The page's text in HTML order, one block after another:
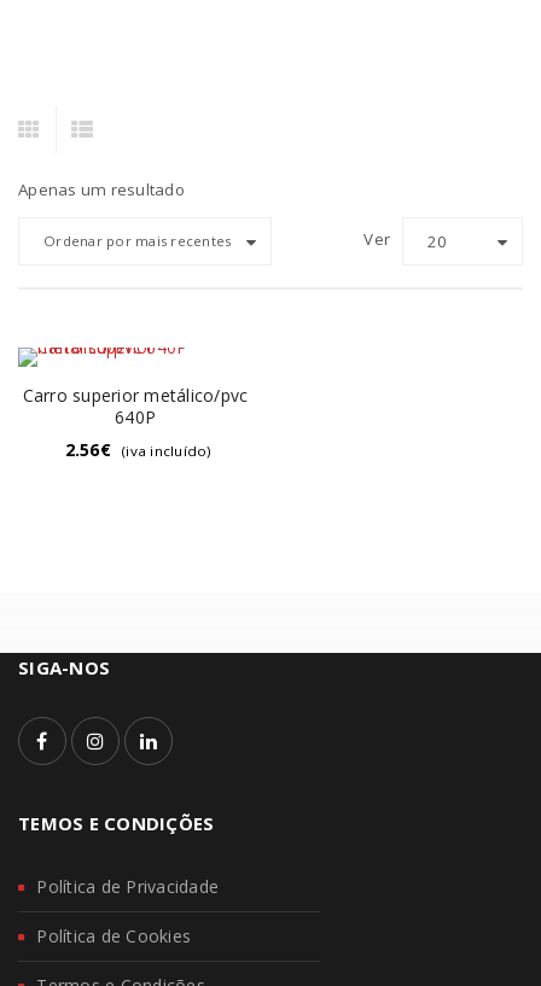
Apenas um resultado
Ordenar por mais recentes Ver 20
Carro superior metálico/pvc
640P
2.56€ (iva incluído)
SIGA-NOS
TEMOS E CONDIÇÕES
Política de Privacidade
Política de Cookies